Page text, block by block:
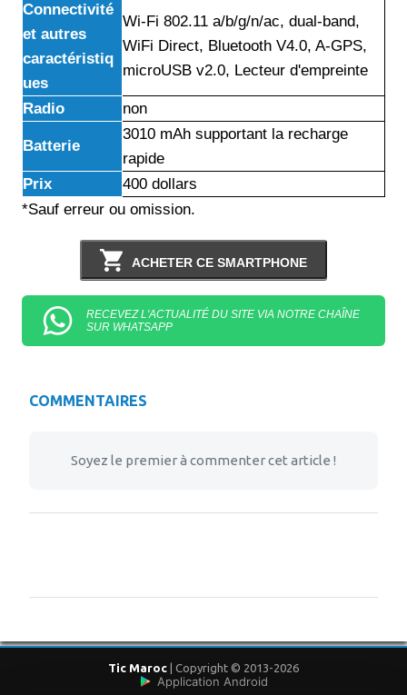
Connectivité
et autres
caractéristiq
ues
Wi-Fi 802.11 a/b/g/n/ac, dual-band,
WiFi Direct, Bluetooth V4.0, A-GPS,
microUSB v2.0, Lecteur d'empreinte
Radio non
Batterie
3010 mAh supportant la recharge
rapide
Prix
400 dollars
*Sauf erreur ou omission.
ACHETER CE SMARTPHONE
RECEVEZ L'ACTUALITÉ DU SITE VIA NOTRE CHAÎNE
SUR WHATSAPP
COMMENTAIRES
Soyez le premier à commenter cet article !
Tic Maroc | Copyright © 2013-2026
Application Android